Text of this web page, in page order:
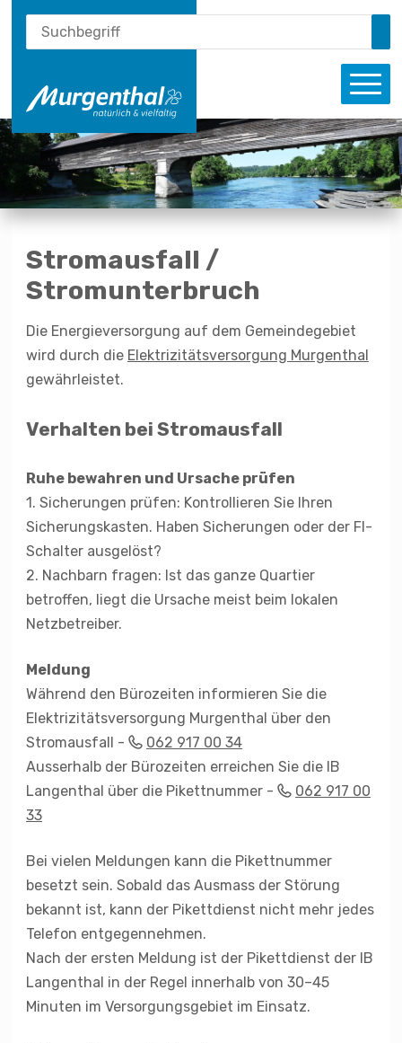
Navigieren in Murgenthal
Schnellnavigation
Suche
Suchbegriff
Stromausfall /
Stromunterbruch
Die Energieversorgung auf dem Gemeindegebiet
wird durch die Elektrizitätsversorgung Murgenthal
gewährleistet.
Verhalten bei Stromausfall
Ruhe bewahren und Ursache prüfen
1. Sicherungen prüfen: Kontrollieren Sie Ihren
Sicherungskasten. Haben Sicherungen oder der FI-
Schalter ausgelöst?
2. Nachbarn fragen: Ist das ganze Quartier
betroffen, liegt die Ursache meist beim lokalen
Netzbetreiber.
Meldung
Während den Bürozeiten informieren Sie die
Elektrizitätsversorgung Murgenthal über den
Stromausfall -
062 917 00 34
Ausserhalb der Bürozeiten erreichen Sie die IB
Langenthal über die Pikettnummer -
062 917 00
33
Bei vielen Meldungen kann die Pikettnummer
besetzt sein. Sobald das Ausmass der Störung
bekannt ist, kann der Pikettdienst nicht mehr jedes
Telefon entgegennehmen.
Nach der ersten Meldung ist der Pikettdienst der IB
Langenthal in der Regel innerhalb von 30–45
Minuten im Versorgungsgebiet im Einsatz.